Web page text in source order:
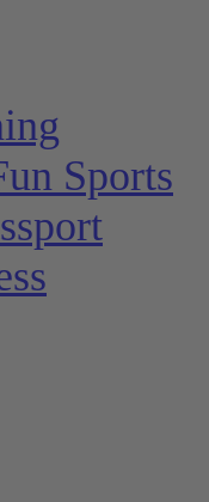
Sports